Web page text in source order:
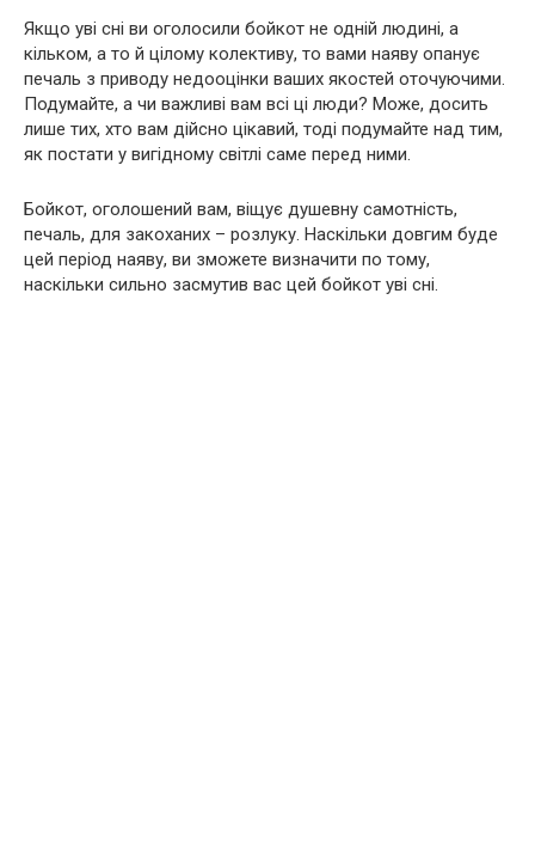
Якщо уві сні ви оголосили бойкот не одній людині, а
кільком, а то й цілому колективу, то вами наяву опанує
печаль з приводу недооцінки ваших якостей оточуючими.
Подумайте, а чи важливі вам всі ці люди? Може, досить
лише тих, хто вам дійсно цікавий, тоді подумайте над тим,
як постати у вигідному світлі саме перед ними.
Бойкот, оголошений вам, віщує душевну самотність,
печаль, для закоханих – розлуку. Наскільки довгим буде
цей період наяву, ви зможете визначити по тому,
наскільки сильно засмутив вас цей бойкот уві сні.